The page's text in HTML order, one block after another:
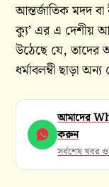
আন্তর্জাতিক মদদ বা
ক্যু’ এর এ দেশীয়
উঠেছে যে, তাদের
ধর্মাবলম্বী ছাড়া
আমাদের
করুন
সর্বশেষ খবর